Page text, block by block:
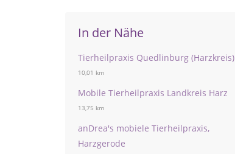
In der Nähe
Tierheilpraxis Quedlinburg (Harzkreis)
10,01 km
Mobile Tierheilpraxis Landkreis Harz
13,75 km
anDrea's mobiele Tierheilpraxis,
Harzgerode